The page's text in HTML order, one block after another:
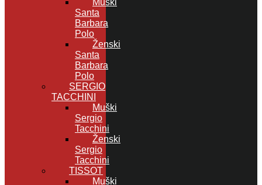
Santa
Barbara
Polo
Ženski
Santa
Barbara
Polo
SERGIO
TACCHINI
Muški
Sergio
Tacchini
Ženski
Sergio
Tacchini
TISSOT
Muški